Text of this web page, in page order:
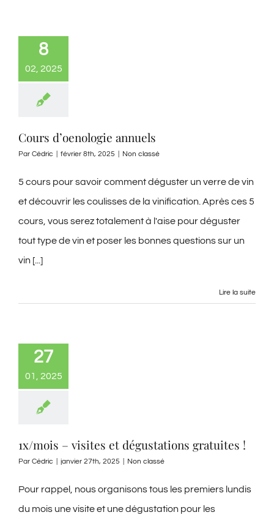
8
02, 2025
Cours d’oenologie annuels
Par Cédric février 8th, 2025 Non classé
5 cours pour savoir comment déguster un verre de vin
et découvrir les coulisses de la vinification. Après ces 5
cours, vous serez totalement à l'aise pour déguster
tout type de vin et poser les bonnes questions sur un
vin [...]
Lire la suite
27
01, 2025
1x/mois – visites et dégustations gratuites !
Par Cédric janvier 27th, 2025 Non classé
Pour rappel, nous organisons tous les premiers lundis
du mois une visite et une dégustation pour les